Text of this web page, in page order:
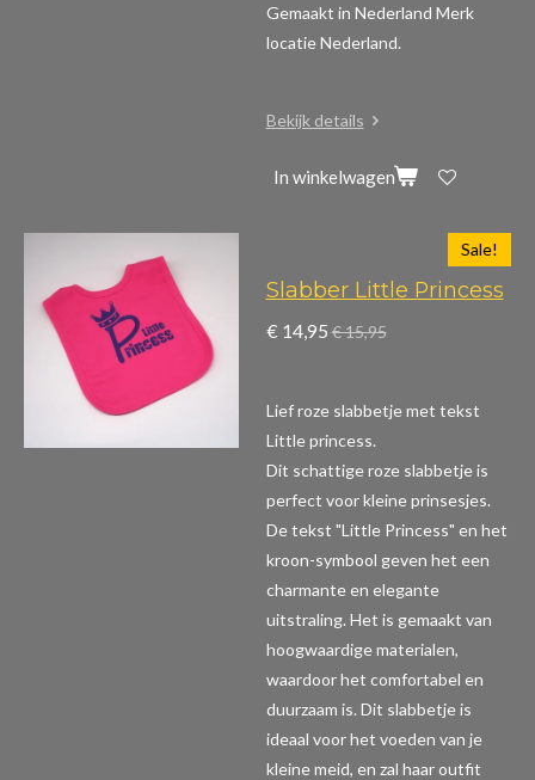
Gemaakt in Nederland Merk
locatie Nederland.
Bekijk details
In winkelwagen
Sale!
Slabber Little Princess
€ 14,95 € 15,95
Lief roze slabbetje met tekst
Little princess.
Dit schattige roze slabbetje is
perfect voor kleine prinsesjes.
De tekst "Little Princess" en het
kroon-symbool geven het een
charmante en elegante
uitstraling. Het is gemaakt van
hoogwaardige materialen,
waardoor het comfortabel en
duurzaam is. Dit slabbetje is
ideaal voor het voeden van je
kleine meid, en zal haar outfit